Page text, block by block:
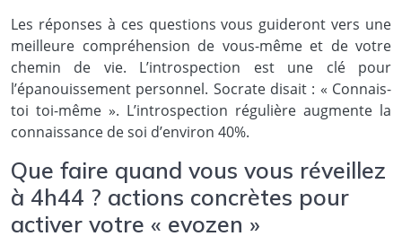
Les réponses à ces questions vous guideront vers une
meilleure compréhension de vous-même et de votre
chemin de vie. L’introspection est une clé pour
l’épanouissement personnel. Socrate disait : « Connais-
toi toi-même ». L’introspection régulière augmente la
connaissance de soi d’environ 40%.
Que faire quand vous vous réveillez
à 4h44 ? actions concrètes pour
activer votre « evozen »